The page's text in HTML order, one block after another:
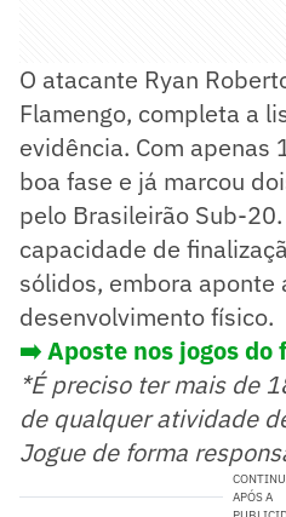
O atacante Ryan
Flamengo, completa a
evidência. Com apenas
boa fase e já marcou
pelo Brasileirão Sub-
capacidade de
sólidos, embora aponte
desenvolvimento físico.
➡️ Aposte nos jogos
*É preciso ter mais de
de qualquer atividade
Jogue de forma
APÓS A